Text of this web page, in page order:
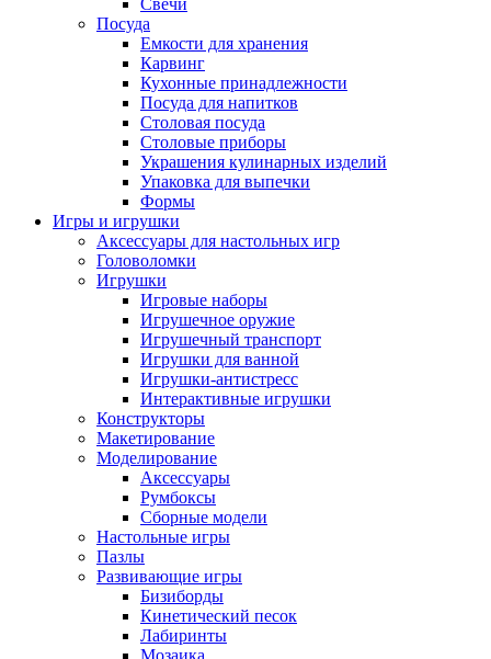
Свечи
Посуда
Емкости для хранения
Карвинг
Кухонные принадлежности
Посуда для напитков
Столовая посуда
Столовые приборы
Украшения кулинарных изделий
Упаковка для выпечки
Формы
Игры и игрушки
Аксессуары для настольных игр
Головоломки
Игрушки
Игровые наборы
Игрушечное оружие
Игрушечный транспорт
Игрушки для ванной
Игрушки-антистресс
Интерактивные игрушки
Конструкторы
Макетирование
Моделирование
Аксессуары
Румбоксы
Сборные модели
Настольные игры
Пазлы
Развивающие игры
Бизиборды
Кинетический песок
Лабиринты
Мозаика